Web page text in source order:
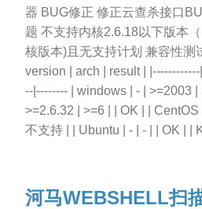
器 BUG修正 修正云查杀接口
题 不支持内核2.6.18以下版本
核版本)且无支持计划 兼容性测
version | arch | result |
--|-------- | windows | - | >=2003 |
>=2.6.32 | >=6 | | OK | | CentOS
不支持 | | Ubuntu | - | - | | OK | |
河马WEBSHELL扫